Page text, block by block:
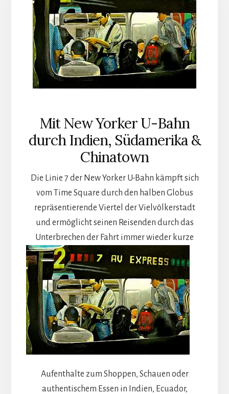
Mit New Yorker U-Bahn
durch Indien, Südamerika &
Chinatown
Die Linie 7 der New Yorker U-Bahn kämpft sich
vom Time Square durch den halben Globus
repräsentierende Viertel der Vielvölkerstadt
und ermöglicht seinen Reisenden durch das
Unterbrechen der Fahrt immer wieder kurze
Aufenthalte zum Shoppen, Schauen oder
authentischem Essen in Indien, Ecuador,